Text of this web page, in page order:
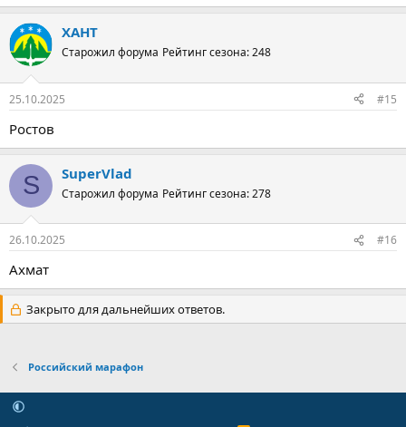
ХАНТ
Старожил форума Рейтинг сезона: 248
25.10.2025 #15
Ростов
S SuperVlad
Старожил форума Рейтинг сезона: 278
26.10.2025 #16
Ахмат
Закрыто для дальнейших ответов.
Российский марафон